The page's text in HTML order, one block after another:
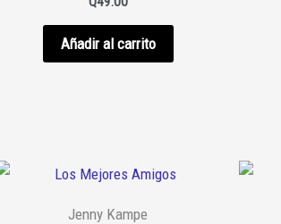
Añadir al carrito
Jenny Kampe